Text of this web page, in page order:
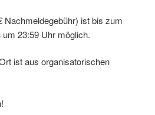
Nachmeldegebühr) ist bis zum
23:59 Uhr möglich.
ist aus organisatorischen